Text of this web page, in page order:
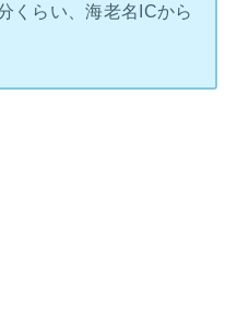
くらい、海老名ICから